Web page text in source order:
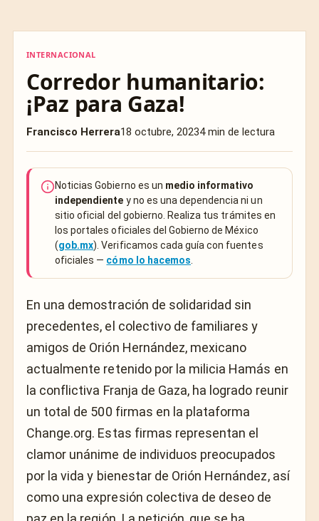
INTERNACIONAL
Corredor humanitario:
¡Paz para Gaza!
Francisco Herrera18 octubre, 20234 min de lectura
Noticias Gobierno es un medio informativo
independiente y no es una dependencia ni un
sitio oficial del gobierno. Realiza tus trámites en
los portales oficiales del Gobierno de México
(gob.mx). Verificamos cada guía con fuentes
oficiales — cómo lo hacemos
En una demostración de solidaridad sin
precedentes, el colectivo de familiares y
amigos de Orión Hernández, mexicano
actualmente retenido por la milicia Hamás en
la conflictiva Franja de Gaza, ha logrado reunir
un total de 500 firmas en la plataforma
Change.org. Estas firmas representan el
clamor unánime de individuos preocupados
por la vida y bienestar de Orión Hernández, así
como una expresión colectiva de deseo de